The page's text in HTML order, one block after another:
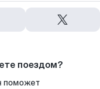
поездом?
поможет